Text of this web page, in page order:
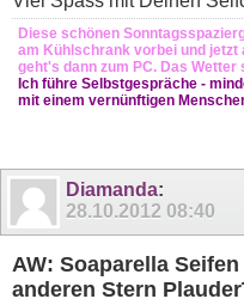
Diese schönen
am Kühlschrank vorbei und jetzt
geht's dann zum PC. Das Wetter
Ich führe Selbstgespräche -
mit einem vernünftigen
Diamanda:
28.10.2012 08:40
AW: Soaparella
anderen Stern